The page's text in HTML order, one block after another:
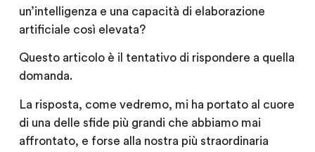
un’intelligenza e una capacità di elaborazione
artificiale così elevata?
Questo articolo è il tentativo di rispondere a quella
domanda.
La risposta, come vedremo, mi ha portato al cuore
di una delle sfide più grandi che abbiamo mai
affrontato, e forse alla nostra più straordinaria